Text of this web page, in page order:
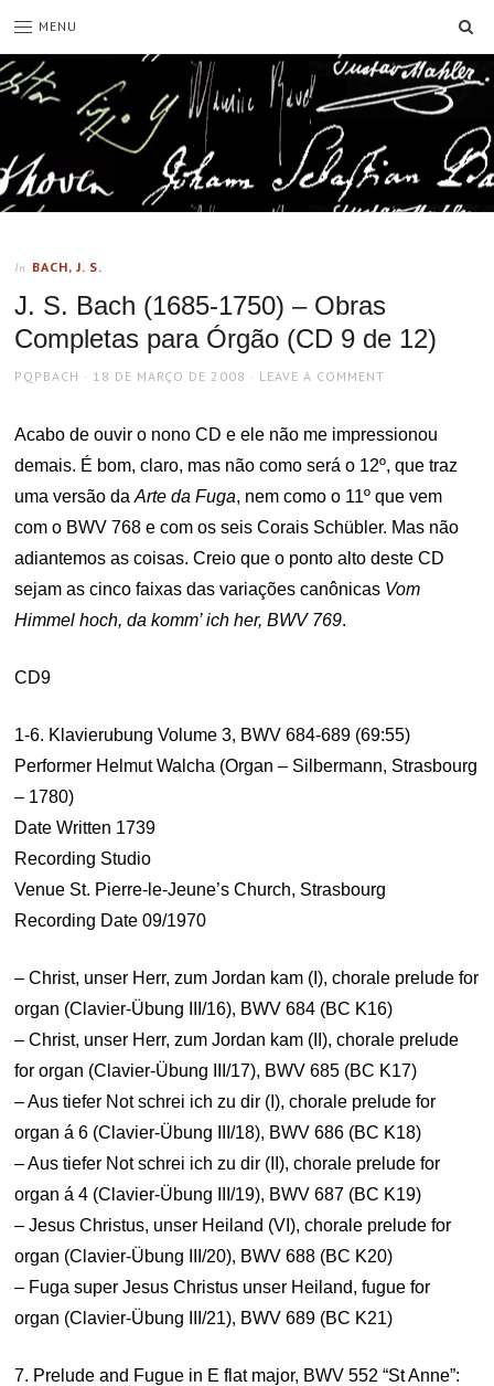
MENU
In BACH, J. S.
J. S. Bach (1685-1750) – Obras
Completas para Órgão (CD 9 de 12)
AUTHOR
PQPBACH
POSTED
18 DE MARÇO DE 2008 LEAVE A COMMENT
Acabo de ouvir o nono CD e ele não me impressionou
demais. É bom, claro, mas não como será o 12º, que traz
uma versão daArte da Fuga, nem como o 11º que vem
com o BWV 768 e com os seis Corais Schübler. Mas não
adiantemos as coisas. Creio que o ponto alto deste CD
sejam as cinco faixas das variações canônicas Vom
Himmel hoch, da komm’ ich her, BWV 769.
CD9
1-6. Klavierubung Volume 3, BWV 684-689 (69:55)
Performer Helmut Walcha (Organ – Silbermann, Strasbourg
– 1780)
Date Written 1739
Recording Studio
Venue St. Pierre-le-Jeune’s Church, Strasbourg
Recording Date 09/1970
– Christ, unser Herr, zum Jordan kam (I), chorale prelude for
organ (Clavier-Übung III/16), BWV 684 (BC K16)
– Christ, unser Herr, zum Jordan kam (II), chorale prelude
for organ (Clavier-Übung III/17), BWV 685 (BC K17)
– Aus tiefer Not schrei ich zu dir (I), chorale prelude for
organ á 6 (Clavier-Übung III/18), BWV 686 (BC K18)
– Aus tiefer Not schrei ich zu dir (II), chorale prelude for
organ á 4 (Clavier-Übung III/19), BWV 687 (BC K19)
– Jesus Christus, unser Heiland (VI), chorale prelude for
organ (Clavier-Übung III/20), BWV 688 (BC K20)
– Fuga super Jesus Christus unser Heiland, fugue for
organ (Clavier-Übung III/21), BWV 689 (BC K21)
7. Prelude and Fugue in E flat major, BWV 552 “St Anne”: